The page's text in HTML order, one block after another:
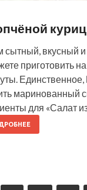
вкусный и
приготовить на
маринованный
для «Салат